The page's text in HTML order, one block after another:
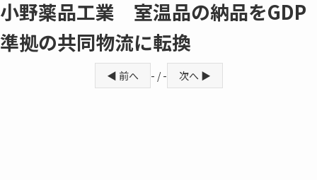
小野薬品工業 室温品の納品をGDP
準拠の共同物流に転換
◀ 前へ - / - 次へ ▶